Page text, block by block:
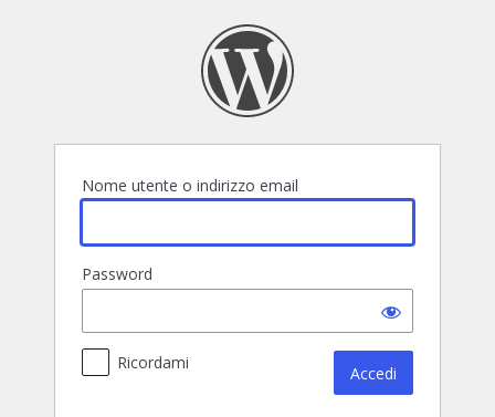
Nome utente o indirizzo email
Password
Ricordami